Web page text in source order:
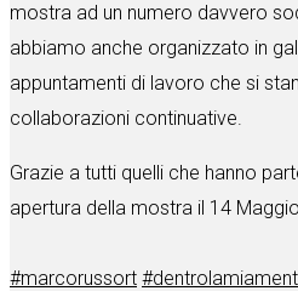
mostra ad un numero davvero
abbiamo anche organizzato in
appuntamenti di lavoro che si
collaborazioni continuative.
Grazie a tutti quelli che hanno
apertura della mostra il 14
#marcorussort